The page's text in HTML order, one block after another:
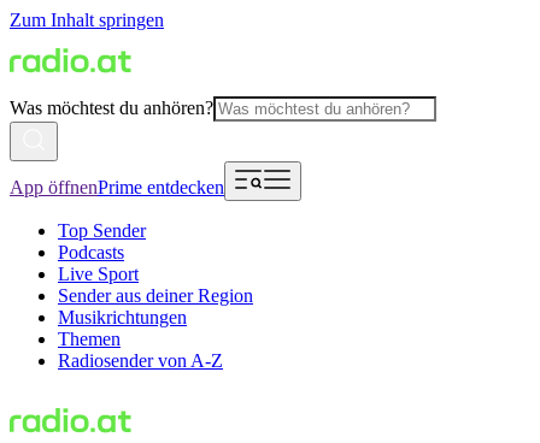
Zum Inhalt springen
Was möchtest du anhören?
App öffnenPrime entdecken
Top Sender
Podcasts
Live Sport
Sender aus deiner Region
Musikrichtungen
Themen
Radiosender von A-Z